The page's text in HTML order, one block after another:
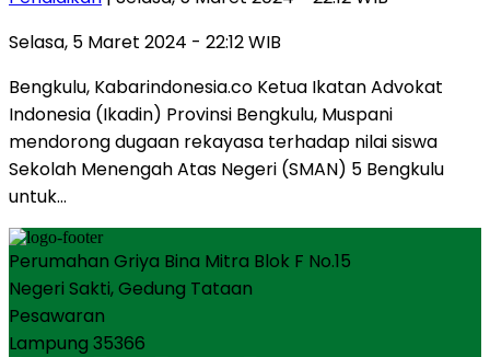
Selasa, 5 Maret 2024 - 22:12 WIB
Bengkulu, Kabarindonesia.co Ketua Ikatan Advokat
Indonesia (Ikadin) Provinsi Bengkulu, Muspani
mendorong dugaan rekayasa terhadap nilai siswa
Sekolah Menengah Atas Negeri (SMAN) 5 Bengkulu
untuk…
Perumahan Griya Bina Mitra Blok F No.15
Negeri Sakti, Gedung Tataan
Pesawaran
Lampung 35366